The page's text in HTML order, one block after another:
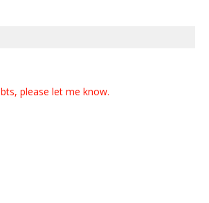
please let me know.